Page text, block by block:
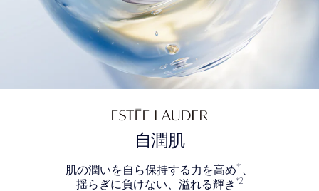
自潤肌
肌の潤いを自ら保持する力を高め*1
揺らぎに負けない、溢れる輝き *2